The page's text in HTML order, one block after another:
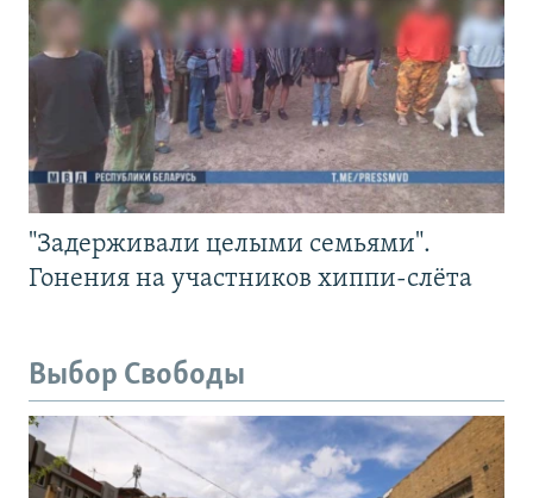
"Задерживали целыми семьями".
Гонения на участников хиппи-слёта
Выбор Свободы